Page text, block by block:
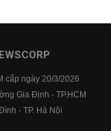
cấp ngày 20/3/2026
Gia Định - TP.HCM
- TP. Hà Nội